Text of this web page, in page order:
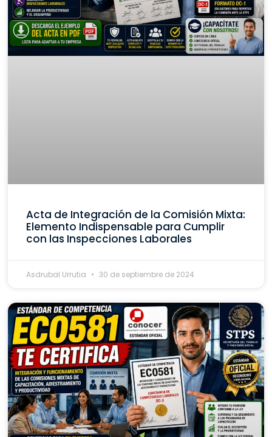
Acta de Integración de la Comisión Mixta:
Elemento Indispensable para Cumplir
con las Inspecciones Laborales
Asdrubal Urrutia 30 de septiembre de 2024